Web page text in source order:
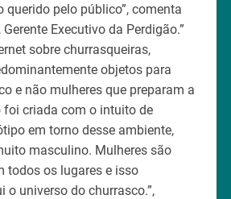
querido pelo público”, comenta
Executivo da Perdigão.”
sobre churrasqueiras,
objetos para
e não mulheres que preparam a
foi criada com o intuito de
em torno desse ambiente,
masculino. Mulheres são
todos os lugares e isso
o universo do churrasco.”,